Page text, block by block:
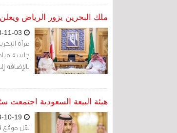
ملك البحرين يزور الرياض
مرآة
جلسة
بالإضافة
هيئة البيعة السعودية اجتمعت
نقل موقع